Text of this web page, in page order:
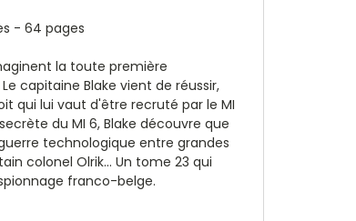
- 64 pages
la toute première
capitaine Blake vient de réussir,
qui lui vaut d'être recruté par le MI
du MI 6, Blake découvre que
technologique entre grandes
colonel Olrik... Un tome 23 qui
franco-belge.